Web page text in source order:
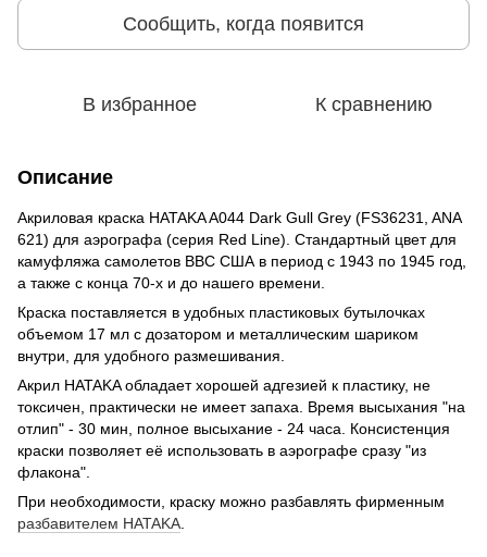
Сообщить, когда появится
В избранное К сравнению
Описание
Акриловая краска HATAKA A044 Dark Gull Grey (FS36231, ANA
621) для аэрографа (серия Red Line). Стандартный цвет для
камуфляжа самолетов ВВС США в период с 1943 по 1945 год,
а также с конца 70-х и до нашего времени.
Краска поставляется в удобных пластиковых бутылочках
объемом 17 мл с дозатором и металлическим шариком
внутри, для удобного размешивания.
Акрил HATAKA обладает хорошей адгезией к пластику, не
токсичен, практически не имеет запаха. Время высыхания "на
отлип" - 30 мин, полное высыхание - 24 часа. Консистенция
краски позволяет её использовать в аэрографе сразу "из
флакона".
При необходимости, краску можно разбавлять фирменным
разбавителем HATAKA